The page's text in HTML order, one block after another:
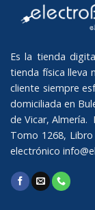
Es la tienda
tienda física lleva
cliente siempre
domiciliada en
de Vicar, Almería.
Tomo 1268,
electrónico